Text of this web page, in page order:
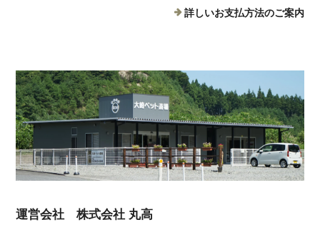
詳しいお支払方法のご案内
運営会社 株式会社 丸高